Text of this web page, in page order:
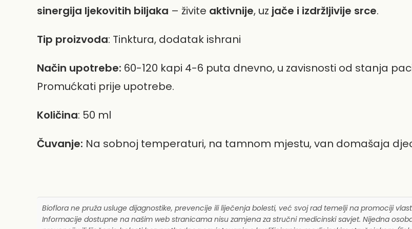
sinergija ljekovitih biljaka – živite aktivnije, uz jače i izdržljivije srce.
Tip proizvoda: Tinktura, dodatak ishrani
Način upotrebe: 60-120 kapi 4-6 puta dnevno, u zavisnosti od stanja
Promućkati prije upotrebe.
Količina: 50 ml
Čuvanje: Na sobnoj temperaturi, na tamnom mjestu, van domašaja
Bioflora ne pruža usluge dijagnostike, prevencije ili liječenja bolesti, već svoj rad temelji na promociji
Informacije dostupne na našim web stranicama nisu zamjena za stručni medicinski savjet. Nijedna